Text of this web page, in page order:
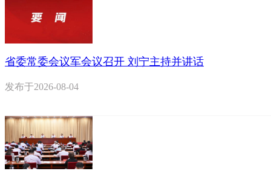
省委常委会议军会议召开 刘宁主持并讲话
发布于2026-08-04